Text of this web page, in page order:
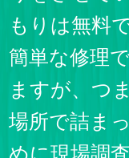
もりは無料
簡単な修理
ますが、つ
場所で詰ま
めに現場調